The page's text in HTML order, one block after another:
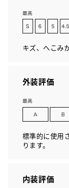
キズ、へこみ
外装評価
標準的に使用
ります。
内装評価